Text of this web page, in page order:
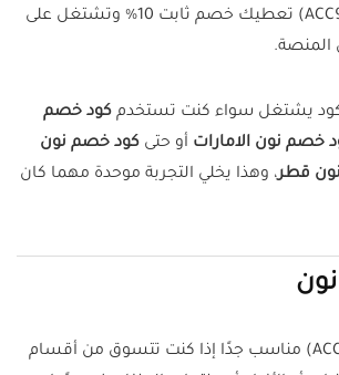
، فالأكواد مثل (ACC9) تعطيك خصم ثابت 10% وتشتغل على
المنصة.
يشتغل سواء كنت تستخدم كود خصم
خصم نون الامارات أو حتى كود خصم نون
قطر، وهذا يخلي التجربة موحدة مهما كان
كوبون خصم نون (ACC7) مناسب جدًا إذا كنت تتسوق من أقسام